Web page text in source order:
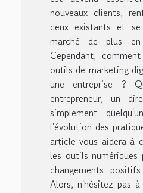
nouveaux clients,
ceux existants et
marché de plus en
Cependant,
outils de marketing
une entreprise ?
entrepreneur, un
simplement
l'évolution des
article vous aidera à
les outils numériques
changements
Alors, n'hésitez pas